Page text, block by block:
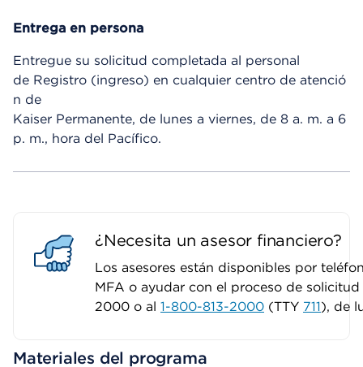
Entrega en persona
Entregue su solicitud completada al personal
de Registro (ingreso) en cualquier centro de atenció
n de
Kaiser Permanente, de lunes a viernes, de 8 a. m. a 6
p. m., hora del Pacífico.
¿Necesita un asesor financiero?
Los asesores están disponibles por
MFA o ayudar con el proceso de
2000 o al 1-800-813-2000 (TTY 711), de
Materiales del programa